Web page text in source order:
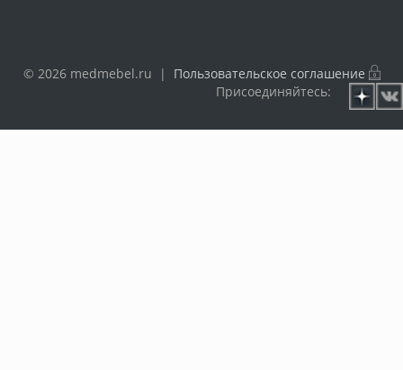
© 2026 medmebel.ru | Пользовательское соглашение
Присоединяйтесь: